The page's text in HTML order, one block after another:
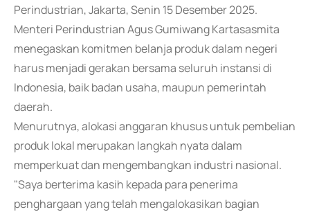
Perindustrian, Jakarta, Senin 15 Desember 2025.
Menteri Perindustrian Agus Gumiwang Kartasasmita
menegaskan komitmen belanja produk dalam negeri
harus menjadi gerakan bersama seluruh instansi di
Indonesia, baik badan usaha, maupun pemerintah
daerah.
Menurutnya, alokasi anggaran khusus untuk pembelian
produk lokal merupakan langkah nyata dalam
memperkuat dan mengembangkan industri nasional.
"Saya berterima kasih kepada para penerima
penghargaan yang telah mengalokasikan bagian